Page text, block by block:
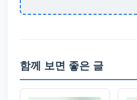
함께 보면 좋은 글